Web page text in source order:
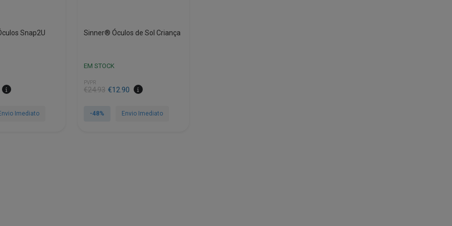
Snap2U
Imediato
Sinner® Óculos de Sol Criança
EM STOCK
PVPR
€24.93
O
original
€12.90
O
atual
-48% Envio Imediato